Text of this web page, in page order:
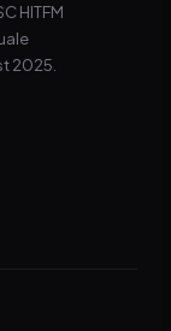
HITFM
2025.